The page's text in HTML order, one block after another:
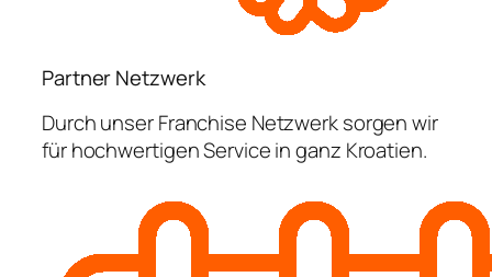
Partner Netzwerk
Durch unser Franchise Netzwerk sorgen wir
für hochwertigen Service in ganz Kroatien.